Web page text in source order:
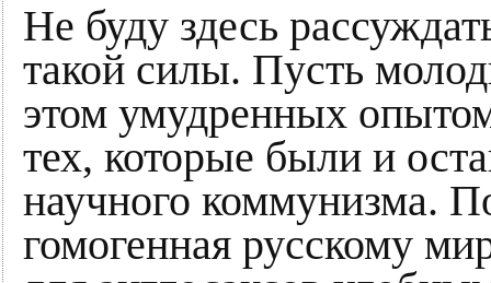
Не буду здесь
такой силы. Пусть
этом умудренных
тех, которые были и
научного коммунизма.
гомогенная русскому